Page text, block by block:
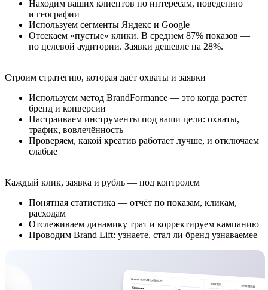
Находим ваших клиентов по интересам, поведению
и географии
Используем сегменты Яндекс и Google
Отсекаем «пустые» клики. В среднем 87% показов —
по целевой аудитории. Заявки дешевле на 28%.
Строим стратегию, которая даёт охваты и заявки
Используем метод BrandFormance — это когда растёт
бренд и конверсии
Настраиваем инструменты под ваши цели: охваты,
трафик, вовлечённость
Проверяем, какой креатив работает лучше, и отключаем
слабые
Каждый клик, заявка и рубль — под контролем
Понятная статистика — отчёт по показам, кликам,
расходам
Отслеживаем динамику трат и корректируем кампанию
Проводим Brand Lift: узнаете, стал ли бренд узнаваемее